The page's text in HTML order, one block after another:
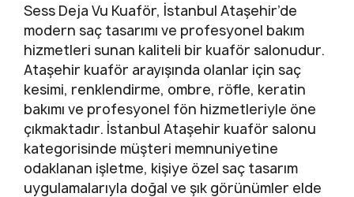
Sess Deja Vu Kuaför, İstanbul Ataşehir’de
modern saç tasarımı ve profesyonel bakım
hizmetleri sunan kaliteli bir kuaför salonudur.
Ataşehir kuaför arayışında olanlar için saç
kesimi, renklendirme, ombre, röfle, keratin
bakımı ve profesyonel fön hizmetleriyle öne
çıkmaktadır. İstanbul Ataşehir kuaför salonu
kategorisinde müşteri memnuniyetine
odaklanan işletme, kişiye özel saç tasarım
uygulamalarıyla doğal ve şık görünümler elde